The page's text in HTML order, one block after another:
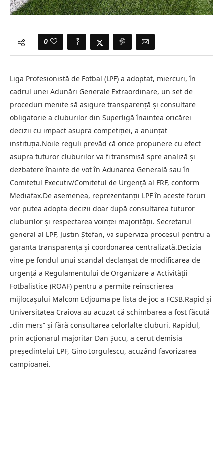
0
Liga Profesionistă de Fotbal (LPF) a adoptat, miercuri, în
cadrul unei Adunări Generale Extraordinare, un set de
proceduri menite să asigure transparență și consultare
obligatorie a cluburilor din Superligă înaintea oricărei
decizii cu impact asupra competiției, a anunțat
instituția.Noile reguli prevăd că orice propunere cu efect
asupra tuturor cluburilor va fi transmisă spre analiză și
dezbatere înainte de vot în Adunarea Generală sau în
Comitetul Executiv/Comitetul de Urgență al FRF, conform
Mediafax.De asemenea, reprezentanții LPF în aceste foruri
vor putea adopta decizii doar după consultarea tuturor
cluburilor și respectarea voinței majorității. Secretarul
general al LPF, Justin Ștefan, va superviza procesul pentru a
garanta transparența și coordonarea centralizată.Decizia
vine pe fondul unui scandal declanșat de modificarea de
urgență a Regulamentului de Organizare a Activității
Fotbalistice (ROAF) pentru a permite reînscrierea
mijlocașului Malcom Edjouma pe lista de joc a FCSB.Rapid și
Universitatea Craiova au acuzat că schimbarea a fost făcută
„din mers” și fără consultarea celorlalte cluburi. Rapidul,
prin acționarul majoritar Dan Șucu, a cerut demisia
președintelui LPF, Gino Iorgulescu, acuzând favorizarea
campioanei.